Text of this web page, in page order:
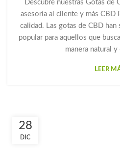
Descubre nuestras Gotas de
asesoría al cliente y más CBD
calidad. Las gotas de CBD
popular para aquellos que
manera natural
LEER
28
DIC